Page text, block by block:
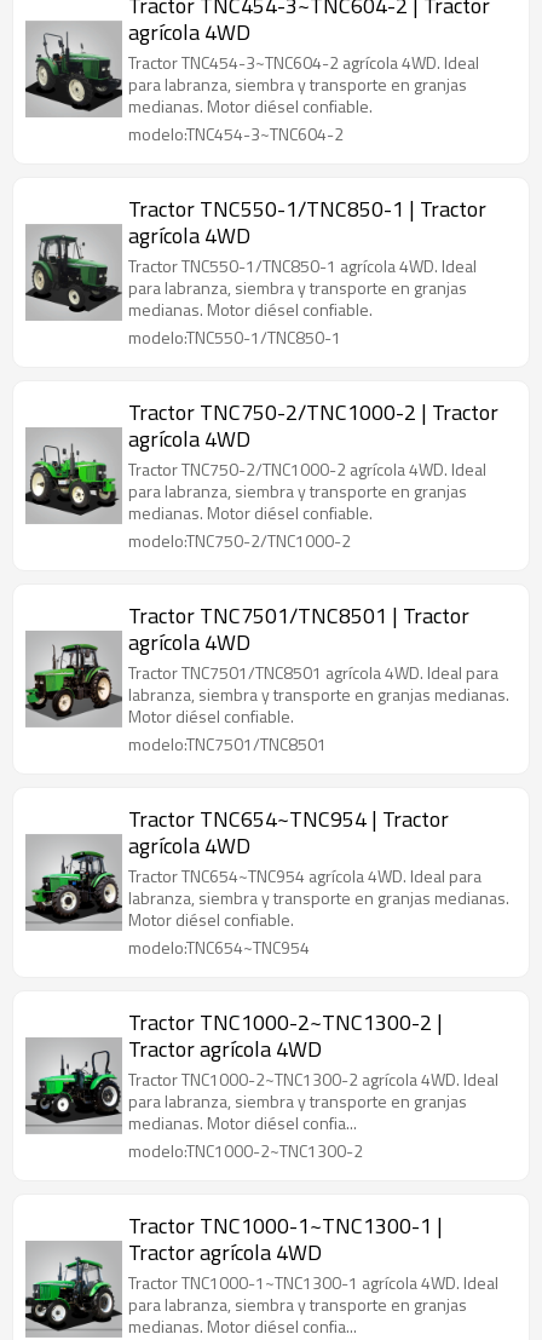
agrícola 4WD
Tractor TNC454-3~TNC604-2 agrícola 4WD. Ideal
para labranza, siembra y transporte en granjas
medianas. Motor diésel confiable.
modelo:TNC454-3~TNC604-2
Tractor TNC550-1/TNC850-1 | Tractor
agrícola 4WD
Tractor TNC550-1/TNC850-1 agrícola 4WD. Ideal
para labranza, siembra y transporte en granjas
medianas. Motor diésel confiable.
modelo:TNC550-1/TNC850-1
Tractor TNC750-2/TNC1000-2 | Tractor
agrícola 4WD
Tractor TNC750-2/TNC1000-2 agrícola 4WD. Ideal
para labranza, siembra y transporte en granjas
medianas. Motor diésel confiable.
modelo:TNC750-2/TNC1000-2
Tractor TNC7501/TNC8501 | Tractor
agrícola 4WD
Tractor TNC7501/TNC8501 agrícola 4WD. Ideal para
labranza, siembra y transporte en granjas medianas.
Motor diésel confiable.
modelo:TNC7501/TNC8501
Tractor TNC654~TNC954 | Tractor
agrícola 4WD
Tractor TNC654~TNC954 agrícola 4WD. Ideal para
labranza, siembra y transporte en granjas medianas.
Motor diésel confiable.
modelo:TNC654~TNC954
Tractor TNC1000-2~TNC1300-2 |
Tractor agrícola 4WD
Tractor TNC1000-2~TNC1300-2 agrícola 4WD. Ideal
para labranza, siembra y transporte en granjas
medianas. Motor diésel confia...
modelo:TNC1000-2~TNC1300-2
Tractor TNC1000-1~TNC1300-1 |
Tractor agrícola 4WD
Tractor TNC1000-1~TNC1300-1 agrícola 4WD. Ideal
para labranza, siembra y transporte en granjas
medianas. Motor diésel confia...